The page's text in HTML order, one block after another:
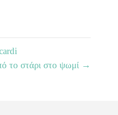
το στάρι στο ψωμί →